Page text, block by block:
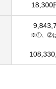
※①、②は